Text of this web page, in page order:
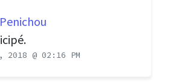
@ 02:16 PM